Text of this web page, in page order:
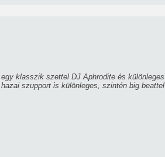
klasszik szettel DJ Aphrodite és különleges
szupport is különleges, szintén big beattel